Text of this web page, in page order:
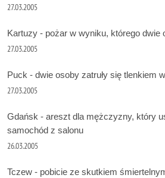
27.03.2005
Kartuzy - pożar w wyniku, którego dwie
27.03.2005
Puck - dwie osoby zatruły się tlenkiem
27.03.2005
Gdańsk - areszt dla mężczyzny, który
samochód z salonu
26.03.2005
Tczew - pobicie ze skutkiem